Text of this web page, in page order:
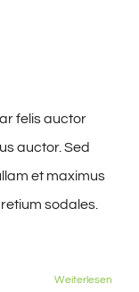
felis auctor
auctor. Sed
et maximus
sodales.
Weiterlesen